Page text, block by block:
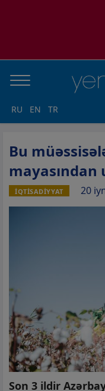
RU EN TR
Bu
mayasından
İQTİSADİYYAT 20
Son 3 ildir